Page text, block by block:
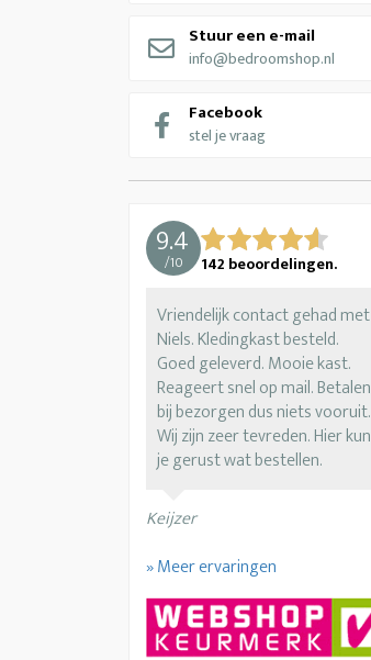
Stuur een e-mail
info@bedroomshop.nl
Facebook
stel je vraag
9.4
/10 142 beoordelingen.
Vriendelijk contact gehad met
Niels. Kledingkast besteld.
Goed geleverd. Mooie kast.
Reageert snel op mail. Betalen
bij bezorgen dus niets vooruit.
Wij zijn zeer tevreden. Hier kun
je gerust wat bestellen.
Keijzer
» Meer ervaringen